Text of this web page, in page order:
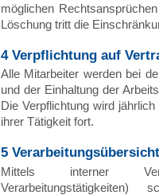
möglichen
Löschung tritt die
4 Verpflichtung auf
Alle Mitarbeiter werden bei
und der Einhaltung der
Die Verpflichtung wird
ihrer Tätigkeit fort.
5
Mittels interner